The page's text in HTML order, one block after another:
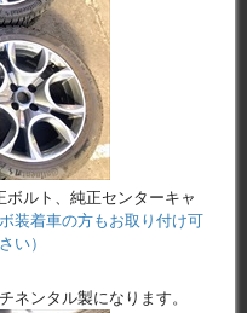
ルト、純正センターキャ
ボ装着車の方もお取り付け可
い）
ネンタル製になります。